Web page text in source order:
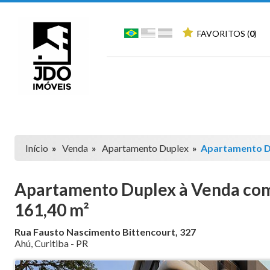
FAVORITOS (0)
Início » Venda » Apartamento Duplex » Apartamento
Apartamento Duplex à Venda
161,40 m²
Rua Fausto Nascimento Bittencourt, 327
Ahú,Curitiba - PR